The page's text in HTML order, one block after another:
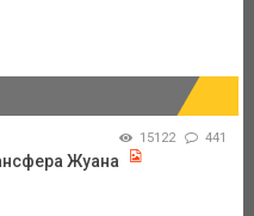
15122 441
Жуана